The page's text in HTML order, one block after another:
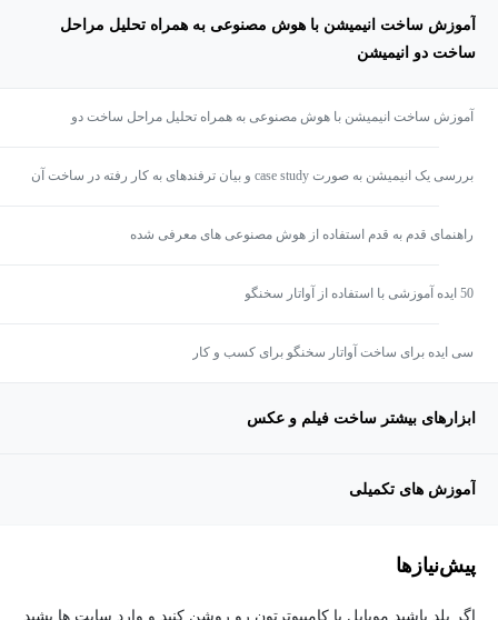
آموزش ساخت انیمیشن با هوش مصنوعی به همراه تحلیل مراحل
ساخت دو انیمیشن
آموزش ساخت انیمیشن با هوش مصنوعی به همراه تحلیل مراحل ساخت دو
بررسی یک انیمیشن به صورت case study و بیان ترفندهای به کار رفته در ساخت آن
راهنمای قدم به قدم استفاده از هوش مصنوعی های معرفی شده
سی ایده برای ساخت آواتار سخنگو برای کسب و کار
ابزارهای بیشتر ساخت فیلم و عکس
آموزش های تکمیلی
پیش‌نیاز‌ها
اگر بلد باشید موبایل یا کامپیوترتون رو روشن کنید و وارد سایت ها بشید